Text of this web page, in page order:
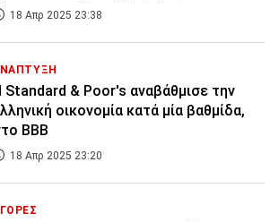
18 Απρ 2025 23:38
Standard & Poor's αναβάθμισε την
οικονομία κατά μία βαθμίδα,
BBB
18 Απρ 2025 23:20